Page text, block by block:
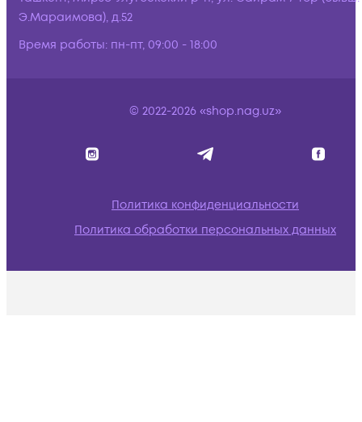
Э.Мараимова), д.52
Время работы: пн-пт, 09:00 - 18:00
© 2022-2026 «shop.nag.uz»
Политика конфиденциальности
Политика обработки персональных данных